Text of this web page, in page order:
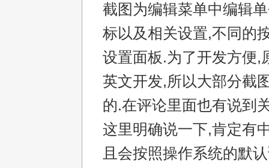
截图为编辑菜单中编辑
标以及相关设置,不同的
设置面板.为了开发方便,
英文开发,所以大部分截
的.在评论里面也有说到
这里明确说一下,肯定有
且会按照操作系统的默